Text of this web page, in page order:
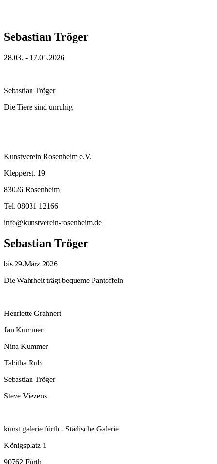
Sebastian Tröger
28.03. - 17.05.2026
Sebastian Tröger
Die Tiere sind unruhig
Kunstverein Rosenheim e.V.
Klepperst. 19
83026 Rosenheim
Tel. 08031 12166
info@kunstverein-rosenheim.de
Sebastian Tröger
bis 29.März 2026
Die Wahrheit trägt bequeme Pantoffeln
Henriette Grahnert
Jan Kummer
Nina Kummer
Tabitha Rub
Sebastian Tröger
Steve Viezens
kunst galerie fürth - Städische Galerie
Königsplatz 1
90762 Fürth